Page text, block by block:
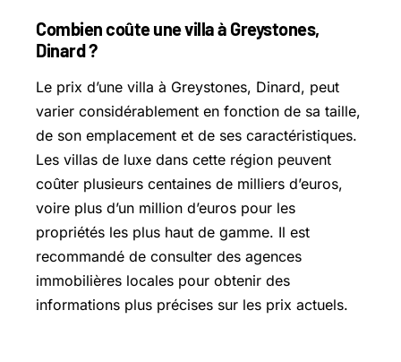
Combien coûte une villa à Greystones,
Dinard ?
Le prix d’une villa à Greystones, Dinard, peut
varier considérablement en fonction de sa taille,
de son emplacement et de ses caractéristiques.
Les villas de luxe dans cette région peuvent
coûter plusieurs centaines de milliers d’euros,
voire plus d’un million d’euros pour les
propriétés les plus haut de gamme. Il est
recommandé de consulter des agences
immobilières locales pour obtenir des
informations plus précises sur les prix actuels.